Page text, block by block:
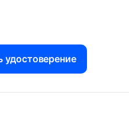
удостоверение